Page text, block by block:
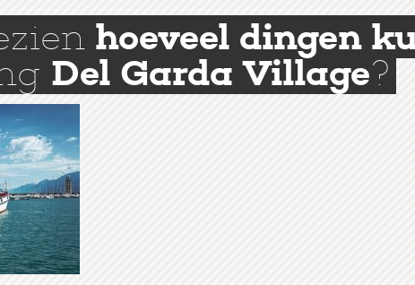
hoeveel dingen
Del Garda Village?